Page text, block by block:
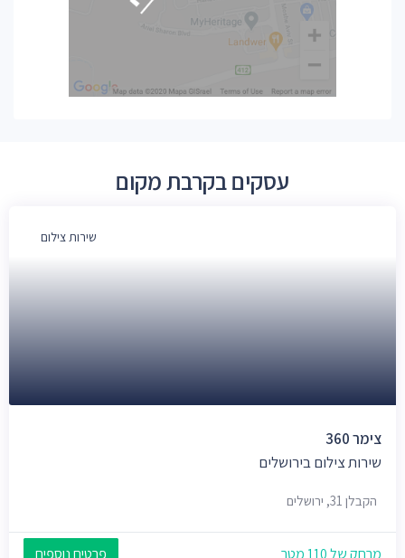
עסקים בקרבת מקום
שירות צילום
צימר 360
שירות צילום בירושלים
הקבלן 31, ירושלים
מרחק של 110 מטר פרטים נוספים